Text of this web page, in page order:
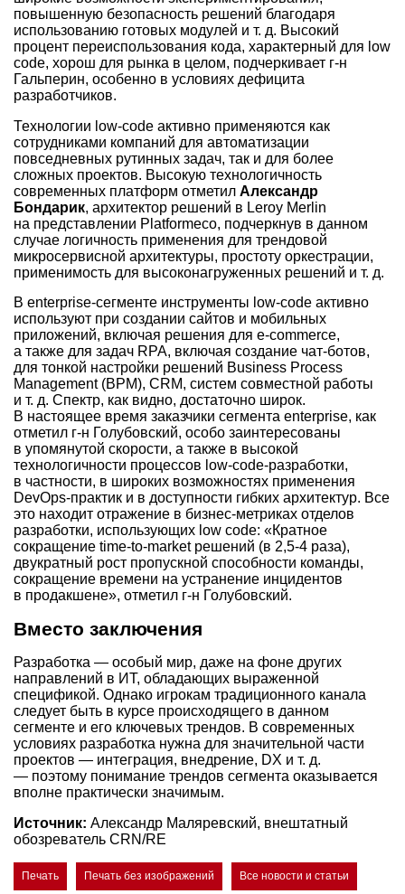
повышенную безопасность решений благодаря
использованию готовых модулей и т. д. Высокий
процент переиспользования кода, характерный для low
code, хорош для рынка в целом, подчеркивает г-н
Гальперин, особенно в условиях дефицита
разработчиков.
Технологии low-code активно применяются как
сотрудниками компаний для автоматизации
повседневных рутинных задач, так и для более
сложных проектов. Высокую технологичность
современных платформ отметил Александр
Бондарик, архитектор решений в Leroy Merlin
на представлении Platformeco, подчеркнув в данном
случае логичность применения для трендовой
микросервисной архитектуры, простоту оркестрации,
применимость для высоконагруженных решений и т. д.
В enterprise-сегменте инструменты low-code активно
используют при создании сайтов и мобильных
приложений, включая решения для e-commerce,
а также для задач RPA, включая создание чат-ботов,
для тонкой настройки решений Business Process
Management (BPM), CRM, систем совместной работы
и т. д. Спектр, как видно, достаточно широк.
В настоящее время заказчики сегмента enterprise, как
отметил г-н Голубовский, особо заинтересованы
в упомянутой скорости, а также в высокой
технологичности процессов low-code-разработки,
в частности, в широких возможностях применения
DevOps-практик и в доступности гибких архитектур. Все
это находит отражение в бизнес-метриках отделов
разработки, использующих low code: «Кратное
сокращение time-to-market решений (в 2,5-4 раза),
двукратный рост пропускной способности команды,
сокращение времени на устранение инцидентов
в продакшене», отметил г-н Голубовский.
Вместо заключения
Разработка — особый мир, даже на фоне других
направлений в ИТ, обладающих выраженной
спецификой. Однако игрокам традиционного канала
следует быть в курсе происходящего в данном
сегменте и его ключевых трендов. В современных
условиях разработка нужна для значительной части
проектов — интеграция, внедрение, DX и т. д.
— поэтому понимание трендов сегмента оказывается
вполне практически значимым.
Источник: Александр Маляревский, внештатный
обозреватель СRN/RE
Печать Печать без изображений Все новости и статьи